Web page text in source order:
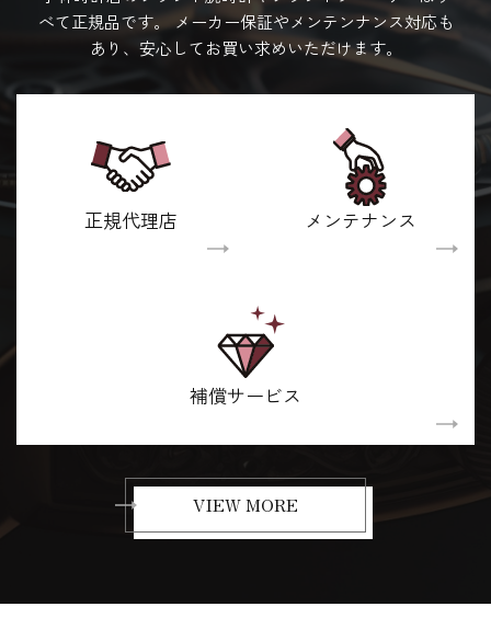
べて正規品です。
メーカー保証やメンテンナンス対応も
あり、安心してお買い求めいただけます。
正規代理店 メンテナンス
補償サービス
VIEW MORE